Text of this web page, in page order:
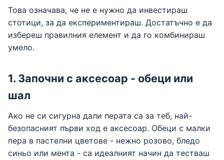
Това означава, че не е нужно да инвестираш
стотици, за да експериментираш. Достатъчно е да
избереш правилния елемент и да го комбинираш
умело.
1. Започни с аксесоар - обеци или
шал
Ако не си сигурна дали перата са за теб, най-
безопасният първи ход е аксесоар. Обеци с малки
пера в пастелни цветове - нежно розово, бледо
синьо или мента - са идеалният начин да тестваш